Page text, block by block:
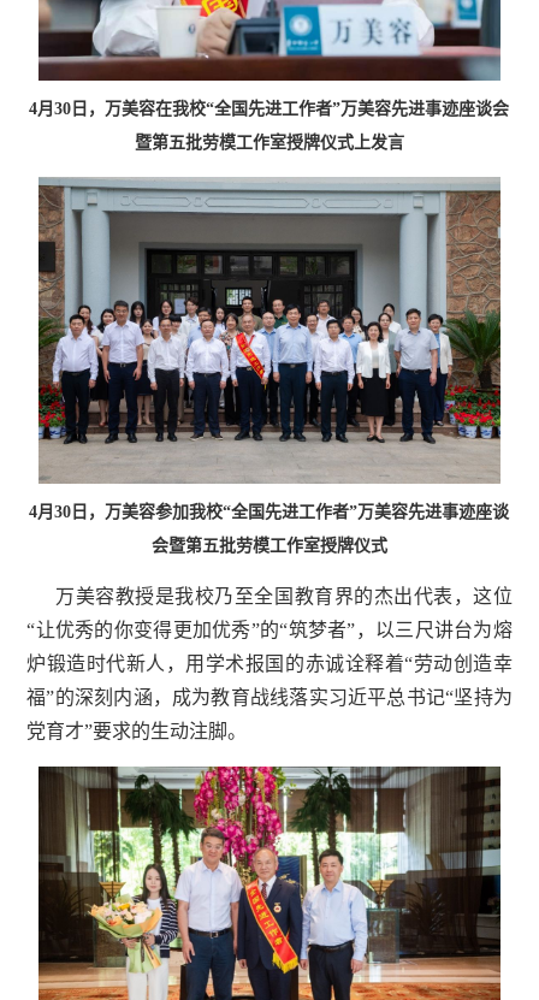
4月30日，万美容在我校“全国先进工作者”万美容先进事迹座谈会
暨第五批劳模工作室授牌仪式上发言
4月30日，万美容参加我校“全国先进工作者”万美容先进事迹座谈
会暨第五批劳模工作室授牌仪式
万美容教授是我校乃至全国教育界的杰出代表，这位
“让优秀的你变得更加优秀”的“筑梦者”，以三尺讲台为熔
炉锻造时代新人，用学术报国的赤诚诠释着“劳动创造幸
福”的深刻内涵，成为教育战线落实习近平总书记“坚持为
党育才”要求的生动注脚。